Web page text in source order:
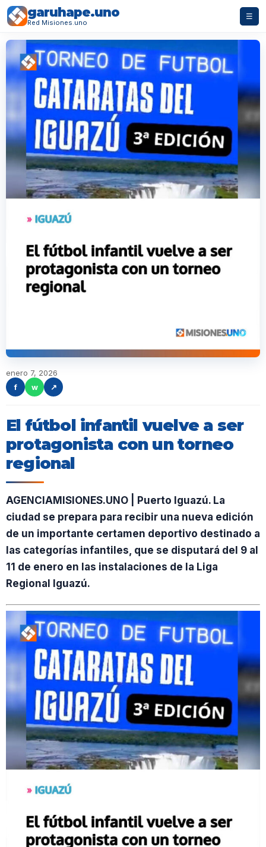
garuhape.uno
Red Misiones.uno
☰
enero 7, 2026
f
w ↗
El fútbol infantil vuelve a ser
protagonista con un torneo
regional
AGENCIAMISIONES.UNO | Puerto Iguazú. La
ciudad se prepara para recibir una nueva edición
de un importante certamen deportivo destinado a
las categorías infantiles, que se disputará del 9 al
11 de enero en las instalaciones de la Liga
Regional Iguazú.